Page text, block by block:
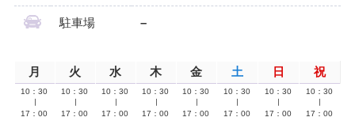
駐車場 –
月 火 水 木 金 土 日 祝
10：30
17：00
10：30
17：00
10：30
17：00
10：30
17：00
10：30
17：00
10：30
17：00
10：30
17：00
10：30
17：00